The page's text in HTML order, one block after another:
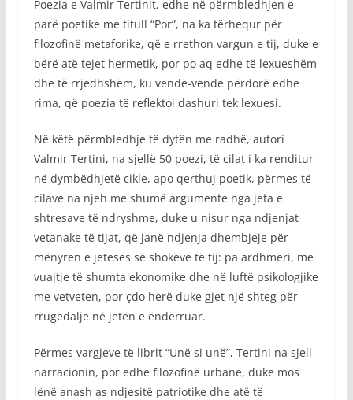
Poezia e Valmir Tertinit, edhe në përmbledhjen e
parë poetike me titull “Por”, na ka tërhequr për
filozofinë metaforike, që e rrethon vargun e tij, duke e
bërë atë tejet hermetik, por po aq edhe të lexueshëm
dhe të rrjedhshëm, ku vende-vende përdorë edhe
rima, që poezia të reflektoi dashuri tek lexuesi.
Në këtë përmbledhje të dytën me radhë, autori
Valmir Tertini, na sjellë 50 poezi, të cilat i ka renditur
në dymbëdhjetë cikle, apo qerthuj poetik, përmes të
cilave na njeh me shumë argumente nga jeta e
shtresave të ndryshme, duke u nisur nga ndjenjat
vetanake të tijat, që janë ndjenja dhembjeje për
mënyrën e jetesës së shokëve të tij: pa ardhmëri, me
vuajtje të shumta ekonomike dhe në luftë psikologjike
me vetveten, por çdo herë duke gjet një shteg për
rrugëdalje në jetën e ëndërruar.
Përmes vargjeve të librit “Unë si unë”, Tertini na sjell
narracionin, por edhe filozofinë urbane, duke mos
lënë anash as ndjesitë patriotike dhe atë të